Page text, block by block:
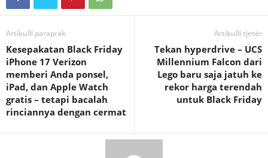
Artikulli paraprak
Kesepakatan Black Friday
iPhone 17 Verizon
memberi Anda ponsel,
iPad, dan Apple Watch
gratis – tetapi bacalah
rinciannya dengan cermat
Artikulli tjetër
Tekan hyperdrive – UCS
Millennium Falcon dari
Lego baru saja jatuh ke
rekor harga terendah
untuk Black Friday